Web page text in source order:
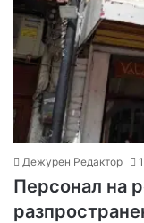
Дежурен Редактор
Персонал на